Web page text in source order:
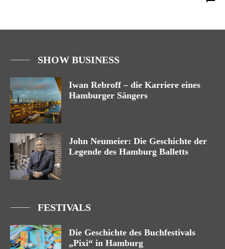
SHOW BUSINESS
Iwan Rebroff – die Karriere eines
Hamburger Sängers
John Neumeier: Die Geschichte der
Legende des Hamburg Balletts
FESTIVALS
Die Geschichte des Buchfestivals
„Pixi“ in Hamburg